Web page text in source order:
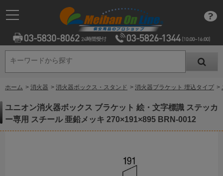
キーワードから探す
キーワードから探す
ホーム > 消火器 > 消火器ボックス・スタンド > 消火器ブラケット 埋込タイプ >
ユニオン消火器ボックス ブラケット 絵・文字標識 ステッカ
ー専用 スチール 亜鉛メッキ 270×191×895 BRN-0012